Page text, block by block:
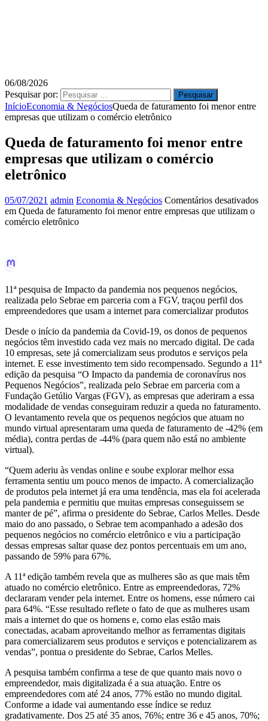
06/08/2026
Pesquisar por:
InícioEconomia & NegóciosQueda de faturamento foi menor entre
empresas que utilizam o comércio eletrônico
Queda de faturamento foi menor entre
empresas que utilizam o comércio
eletrônico
05/07/2021 admin Economia & Negócios Comentários desativados
em Queda de faturamento foi menor entre empresas que utilizam o
comércio eletrônico
11ª pesquisa de Impacto da pandemia nos pequenos negócios,
realizada pelo Sebrae em parceria com a FGV, traçou perfil dos
empreendedores que usam a internet para comercializar produtos
Desde o início da pandemia da Covid-19, os donos de pequenos
negócios têm investido cada vez mais no mercado digital. De cada
10 empresas, sete já comercializam seus produtos e serviços pela
internet. E esse investimento tem sido recompensado. Segundo a 11ª
edição da pesquisa “O Impacto da pandemia de coronavírus nos
Pequenos Negócios”, realizada pelo Sebrae em parceria com a
Fundação Getúlio Vargas (FGV), as empresas que aderiram a essa
modalidade de vendas conseguiram reduzir a queda no faturamento.
O levantamento revela que os pequenos negócios que atuam no
mundo virtual apresentaram uma queda de faturamento de -42% (em
média), contra perdas de -44% (para quem não está no ambiente
virtual).
“Quem aderiu às vendas online e soube explorar melhor essa
ferramenta sentiu um pouco menos de impacto. A comercialização
de produtos pela internet já era uma tendência, mas ela foi acelerada
pela pandemia e permitiu que muitas empresas conseguissem se
manter de pé”, afirma o presidente do Sebrae, Carlos Melles. Desde
maio do ano passado, o Sebrae tem acompanhado a adesão dos
pequenos negócios no comércio eletrônico e viu a participação
dessas empresas saltar quase dez pontos percentuais em um ano,
passando de 59% para 67%.
A 11ª edição também revela que as mulheres são as que mais têm
atuado no comércio eletrônico. Entre as empreendedoras, 72%
declararam vender pela internet. Entre os homens, esse número cai
para 64%. “Esse resultado reflete o fato de que as mulheres usam
mais a internet do que os homens e, como elas estão mais
conectadas, acabam aproveitando melhor as ferramentas digitais
para comercializarem seus produtos e serviços e potencializarem as
vendas”, pontua o presidente do Sebrae, Carlos Melles.
A pesquisa também confirma a tese de que quanto mais novo o
empreendedor, mais digitalizada é a sua atuação. Entre os
empreendedores com até 24 anos, 77% estão no mundo digital.
Conforme a idade vai aumentando esse índice se reduz
gradativamente. Dos 25 até 35 anos, 76%; entre 36 e 45 anos, 70%;